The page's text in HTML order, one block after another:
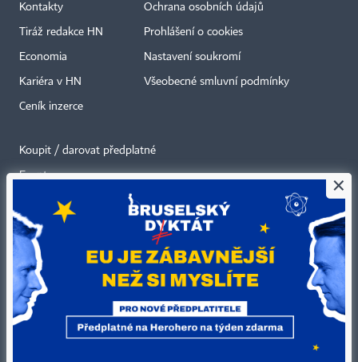
Kontakty
Tiráž redakce HN
Economia
Kariéra v HN
Ceník inzerce
Ochrana osobních údajů
Prohlášení o cookies
Nastavení soukromí
Všeobecné smluvní podmínky
Koupit / darovat předplatné
Eventy
Newslettery
RSS kanály
Autorská práva vykonává vydavatel. Bez písemného svolení vydavatele je
zakázáno jakékoli užití částí nebo celku díla, zejména rozmnožování a šíření
jakýmkoli způsobem, mechanickým nebo elektronickým, v českém nebo
jiném jazyce. Bez souhlasu vydavatele je zakázáno též rozmnožování
obsahu pro účely automatizované analýzy textů nebo dat
×